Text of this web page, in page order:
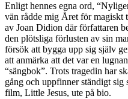
Enligt hennes egna ord,
vän rådde mig Året för magiskt
av Joan Didion där författaren
den plötsliga förlusten av sin
försök att bygga upp sig själv
att anmärka att det var en
“sängbok”. Trots tragedin har
gång och uppfinner ständigt
film, Little Jesus, ute på bio.